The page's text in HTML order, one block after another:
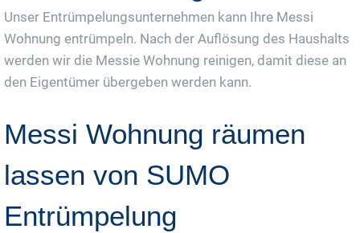
Unser Entrümpelungsunternehmen kann Ihre Messi
Wohnung entrümpeln. Nach der Auflösung des Haushalts
werden wir die Messie Wohnung reinigen, damit diese an
den Eigentümer übergeben werden kann.
Messi Wohnung räumen
lassen von SUMO
Entrümpelung